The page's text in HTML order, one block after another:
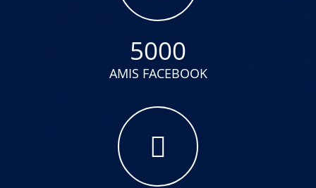
5000
AMIS FACEBOOK